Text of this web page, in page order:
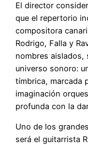
El director
que el repertorio
compositora
Rodrigo, Falla y
nombres aislados,
universo sonoro:
tímbrica, marcada
imaginación
profunda con la
Uno de los
será el guitarrista